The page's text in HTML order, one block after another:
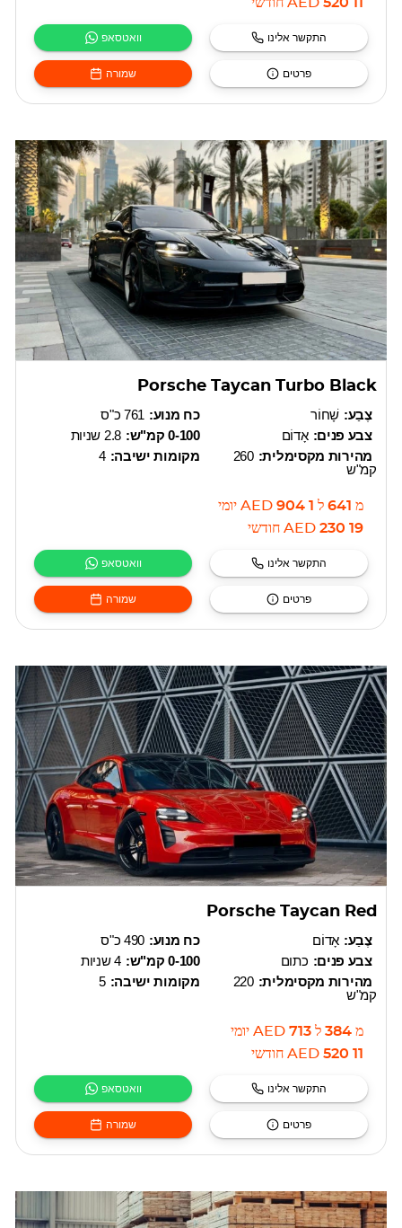
וואטסאפ התקשר אלינו
שמורה פרטים
Porsche Taycan Turbo Black
כח מנוע: 761 כ"ס
0-100 קמ"ש:
2.8 שניות
מקומות ישיבה: 4
צֶבַע: שָׁחוֹר
צבע פנים: אָדוֹם
מהירות מקסימלית: 260
קמ"ש
מ 641 ל 1 904
AED יומי
19 230
AED חודשי
וואטסאפ התקשר אלינו
שמורה פרטים
Porsche Taycan Red
כח מנוע: 490 כ"ס
0-100 קמ"ש:
4 שניות
מקומות ישיבה: 5
צֶבַע: אָדוֹם
צבע פנים: כתום
מהירות מקסימלית: 220
קמ"ש
מ 384 ל 713
AED יומי
11 520
AED חודשי
וואטסאפ התקשר אלינו
שמורה פרטים